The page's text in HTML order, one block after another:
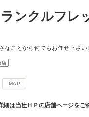
ンクルフレ
なことから何でもお任せ下さい!
店
MAP
は当社ＨＰの店舗ページをご